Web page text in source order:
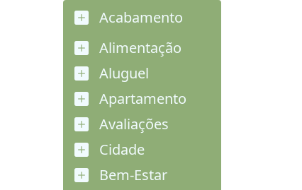
Acabamento
Alimentação
Aluguel
Apartamento
Avaliações
Cidade
Bem-Estar